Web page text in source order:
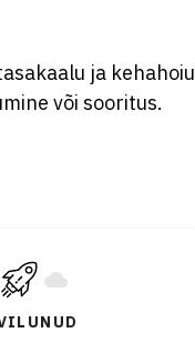
ja kehahoiu
või sooritus.